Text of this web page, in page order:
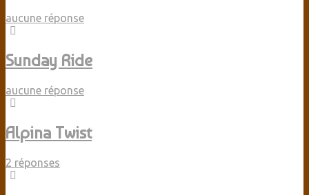
aucune réponse
Sunday Ride
aucune réponse
Alpina Twist
2 réponses